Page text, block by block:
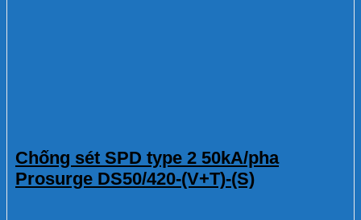
Chống sét SPD type 2 50kA/pha
Prosurge DS50/420-(V+T)-(S)